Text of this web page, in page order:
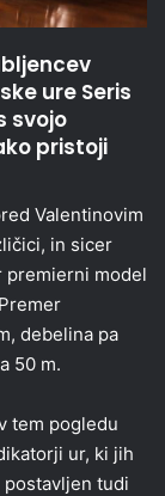
ure Seris
svojo
pristoji
Valentinovim
in sicer
model
debelina pa
50 m.
tem pogledu
ur, ki jih
tudi